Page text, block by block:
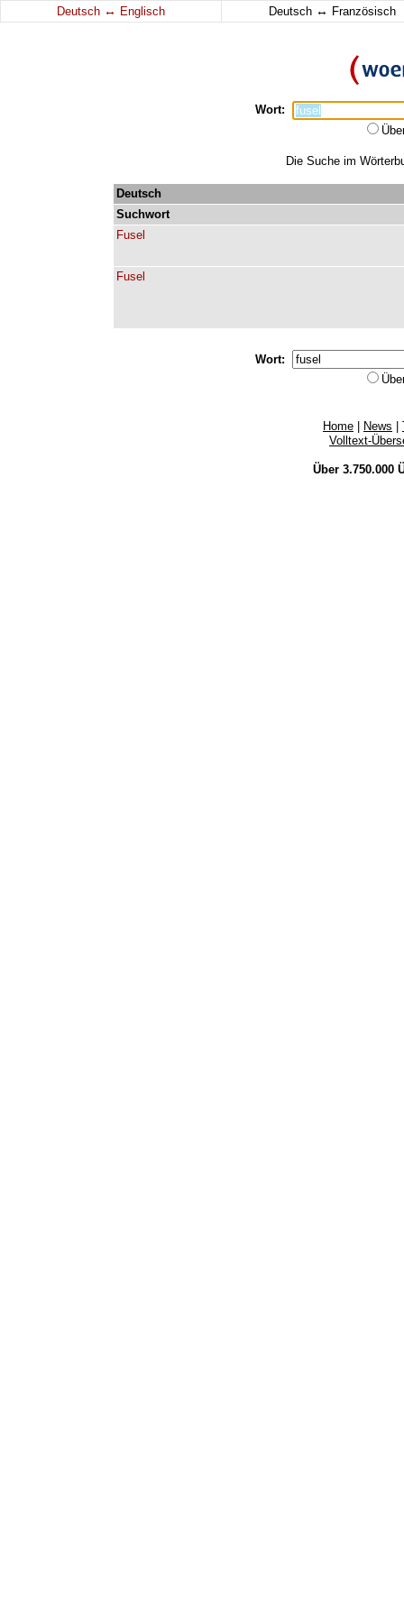
Deutsch ↔ Englisch Deutsch ↔ Französisch
Wort:
Die Suche im
Deutsch
Suchwort
Fusel
Fusel
Wort:
Home News
Volltext-
Über 3.750.000